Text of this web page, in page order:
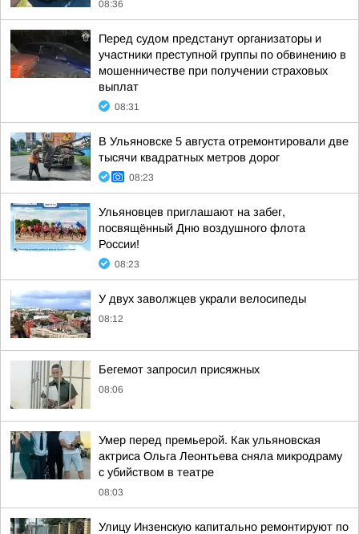
08:36
Перед судом предстанут организаторы и
участники преступной группы по обвинению в
мошенничестве при получении страховых
выплат
08:31
В Ульяновске 5 августа отремонтировали две
тысячи квадратных метров дорог
08:23
Ульяновцев приглашают на забег,
посвящённый Дню воздушного флота
России!
08:23
У двух заволжцев украли велосипеды
08:12
Бегемот запросил присяжных
08:06
Умер перед премьерой. Как ульяновская
актриса Ольга Леонтьева сняла микродраму
с убийством в театре
08:03
Улицу Инзенскую капитально ремонтируют по